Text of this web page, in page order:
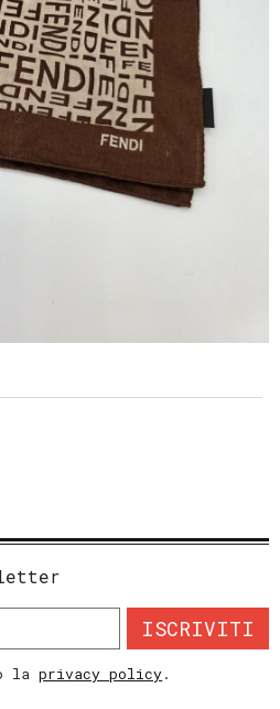
ISCRIVITI
laprivacy policy.